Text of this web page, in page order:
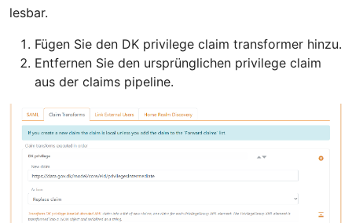
lesbar.
Fügen Sie den DK privilege claim transformer hinzu.
Entfernen Sie den ursprünglichen privilege claim
aus der claims pipeline.